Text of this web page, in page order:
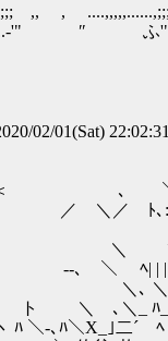
ﾞ
02/01(Sat)
､ ＼
ﾄ､::／
＼/| lﾄ､
ヽ. | |
＼
| ’ ﾊ
_ ﾊ_ ﾊ,､
ﾊ＼X_｣二´